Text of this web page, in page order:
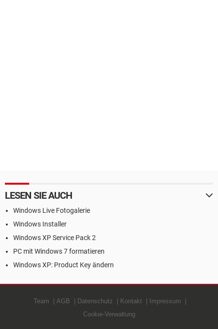
LESEN SIE AUCH
Windows Live Fotogalerie
Windows Installer
Windows XP Service Pack 2
PC mit Windows 7 formatieren
Windows XP: Product Key ändern
Team AGB Datenschutz Kontakt
Impressum
Cookie-Verwaltung